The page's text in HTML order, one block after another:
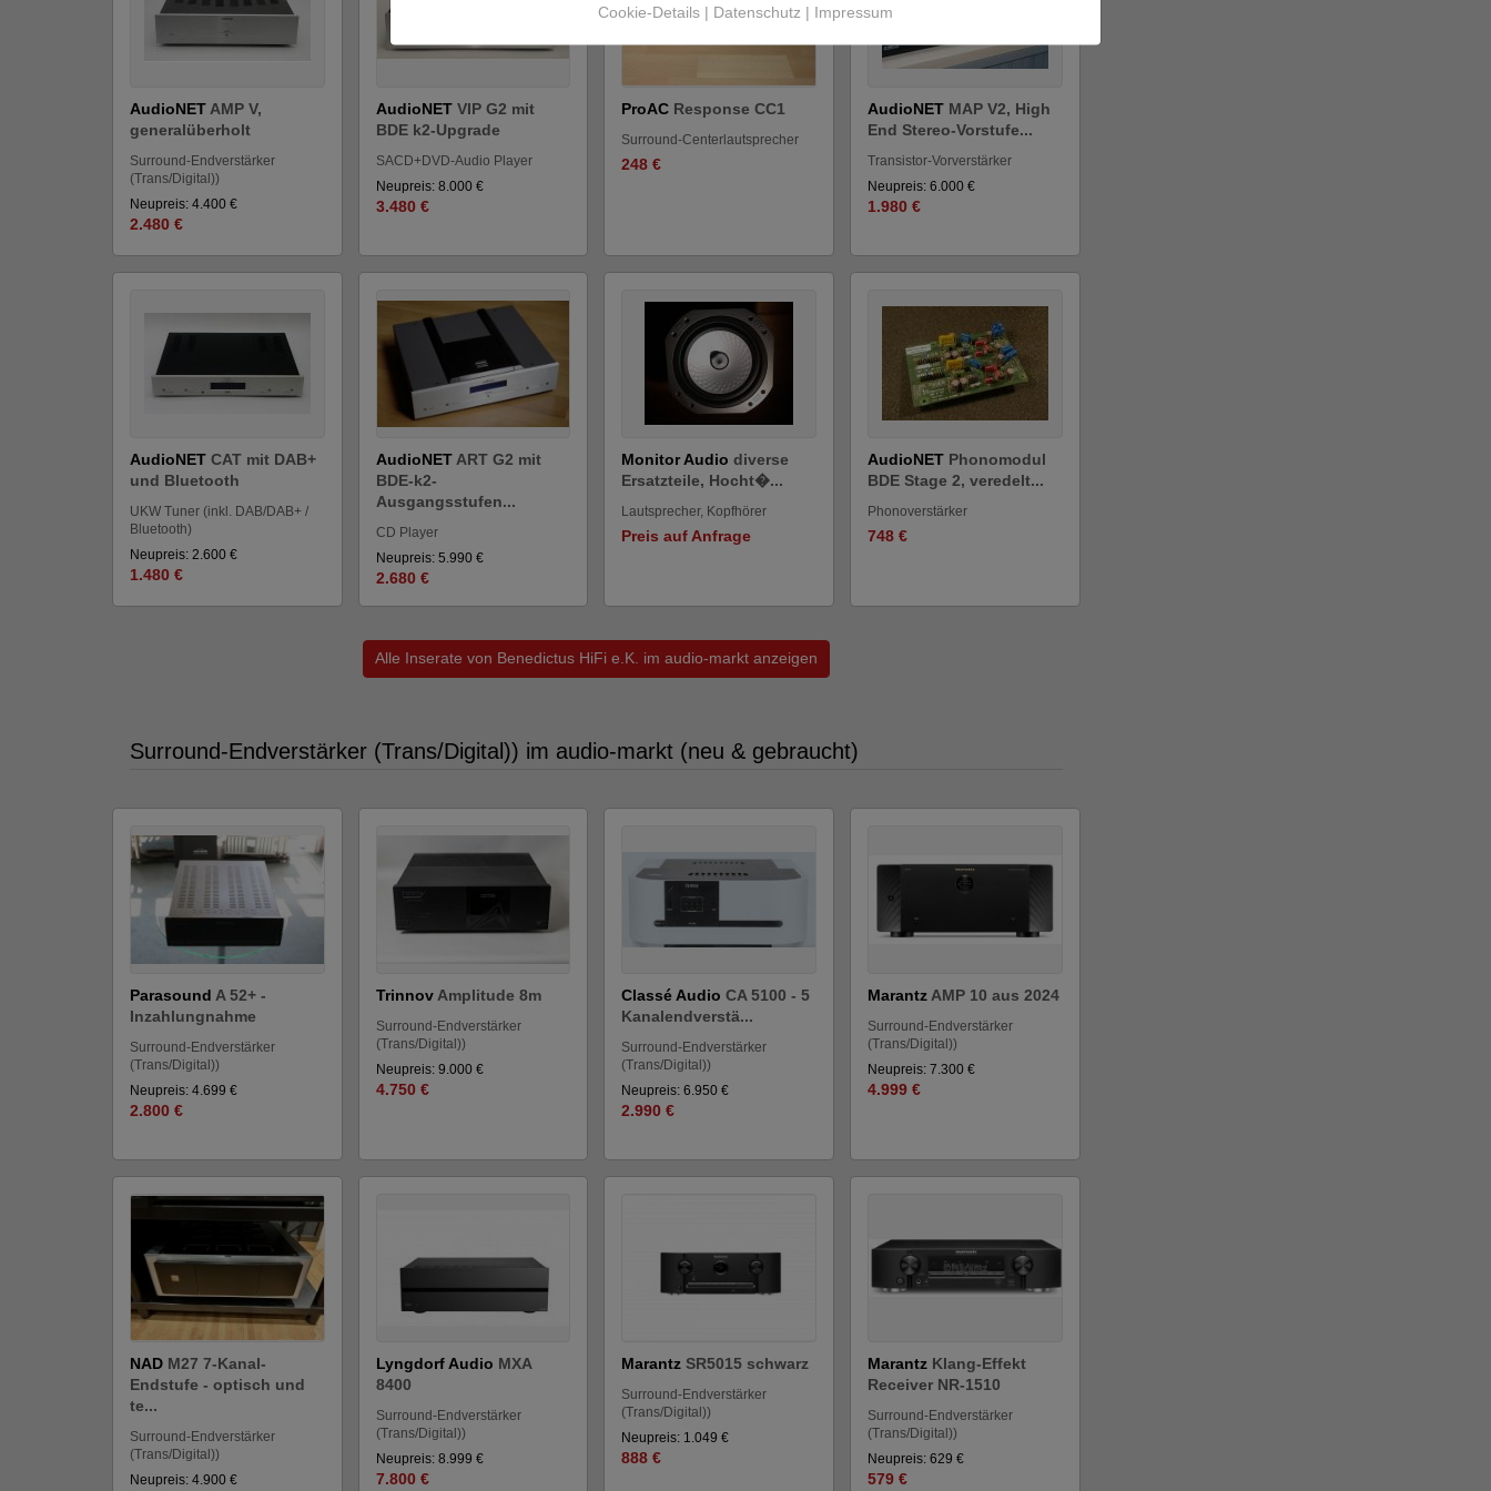
AudioNET AMP V,
generalüberholt
Surround-Endverstärker
(Trans/Digital))
Neupreis: 4.400 €
2.480 €
AudioNET VIP G2 mit
BDE k2-Upgrade
SACD+DVD-Audio Player
Neupreis: 8.000 €
3.480 €
ProAC Response CC1
Surround-Centerlautsprecher
248 €
AudioNET MAP V2, High
End Stereo-Vorstufe...
Transistor-Vorverstärker
Neupreis: 6.000 €
1.980 €
AudioNET CAT mit DAB+
und Bluetooth
UKW Tuner (inkl. DAB/DAB+ /
Bluetooth)
Neupreis: 2.600 €
1.480 €
AudioNET ART G2 mit
BDE-k2-
Ausgangsstufen...
CD Player
Neupreis: 5.990 €
2.680 €
Monitor Audiodiverse
Ersatzteile, Hocht�...
Lautsprecher, Kopfhörer
Preis auf Anfrage
AudioNET Phonomodul
BDE Stage 2, veredelt...
Phonoverstärker
748 €
Alle Inserate von Benedictus HiFi e.K. im audio-markt anzeigen
Surround-Endverstärker (Trans/Digital)) im audio-markt (neu & gebraucht)
Parasound A 52+ -
Inzahlungnahme
Surround-Endverstärker
(Trans/Digital))
Neupreis: 4.699 €
2.800 €
Trinnov Amplitude 8m
Surround-Endverstärker
(Trans/Digital))
Neupreis: 9.000 €
4.750 €
Classé AudioCA 5100 - 5
Kanalendverstä...
Surround-Endverstärker
(Trans/Digital))
Neupreis: 6.950 €
2.990 €
Marantz AMP 10 aus 2024
Surround-Endverstärker
(Trans/Digital))
Neupreis: 7.300 €
4.999 €
NAD M27 7-Kanal-
Endstufe - optisch und
te...
Surround-Endverstärker
(Trans/Digital))
Neupreis: 4.900 €
Lyngdorf Audio MXA
8400
Surround-Endverstärker
(Trans/Digital))
Neupreis: 8.999 €
7.800 €
MarantzSR5015 schwarz
Surround-Endverstärker
(Trans/Digital))
Neupreis: 1.049 €
888 €
Marantz Klang-Effekt
Receiver NR-1510
Surround-Endverstärker
(Trans/Digital))
Neupreis: 629 €
579 €
Cookie-Details | Datenschutz | Impressum